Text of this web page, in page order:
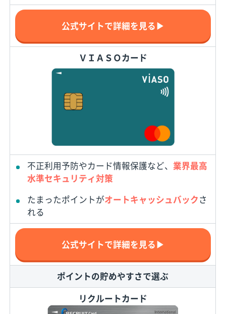
公式サイトで詳細を見る▶
ＶＩＡＳＯカード
不正利用予防やカード情報保護など、 業界最高
水準セキュリティ対策
たまったポイントがオートキャッシュバックさ
れる
公式サイトで詳細を見る▶
ポイントの貯めやすさで選ぶ
リクルートカード